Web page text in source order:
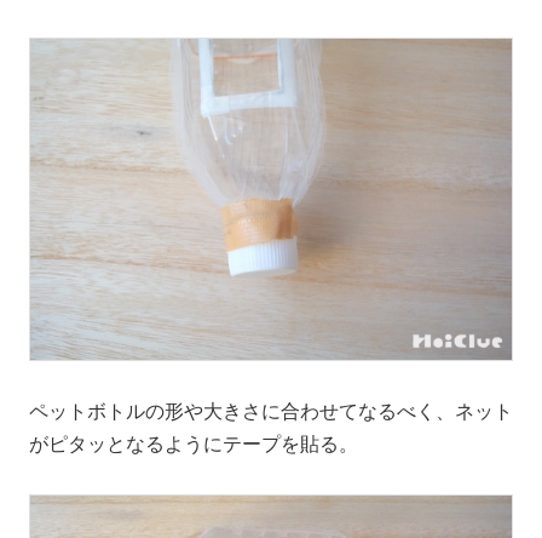
ペットボトルの形や大きさに合わせてなるべく、ネット
がピタッとなるようにテープを貼る。